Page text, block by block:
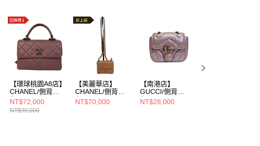
【環球桃園A8店】
CHANEL/側背
包//A92236
NT$72,000
NT$90,000
【美麗華店】
CHANEL/側背
包//9690631
NT$70,000
【南港店】
GUCCI/側背
包//739682
428879
NT$28,000